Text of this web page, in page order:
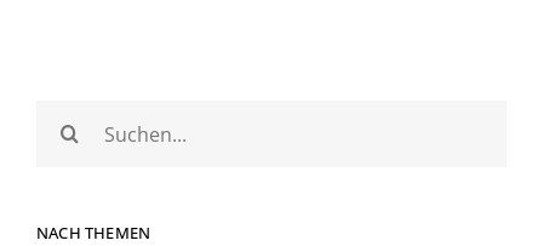
Suche
nach:
NACH THEMEN